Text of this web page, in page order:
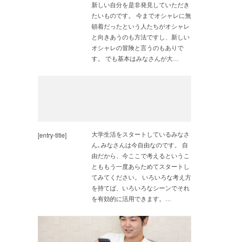
新しい自分を是非発見していただき
たいものです。 今までオシャレに無
頓着だったという人たちがオシャレ
と向きあうのも方法ですし、新しい
オシャレの冒険と言うのもありで
す。 でも基本はみなさんが大…
[entry-title]
大学生活をスタートしているみなさ
ん､みなさんは今自由なのです。 自
由だから、今ここで考えるというこ
とももう一度あらためてスタートし
てみてください。 いろいろな考え方
を持てば、いろいろなシーンでそれ
を有効的に活用できます。…